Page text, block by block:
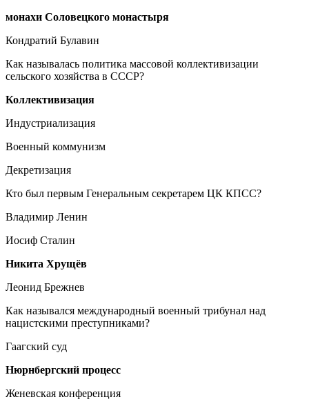
монахи Соловецкого монастыря
Кондратий Булавин
Как называлась политика массовой коллективизации
сельского хозяйства в СССР?
Коллективизация
Индустриализация
Военный коммунизм
Декретизация
Кто был первым Генеральным секретарем ЦК КПСС?
Владимир Ленин
Иосиф Сталин
Никита Хрущёв
Леонид Брежнев
Как назывался международный военный трибунал над
нацистскими преступниками?
Гаагский суд
Нюрнбергский процесс
Женевская конференция